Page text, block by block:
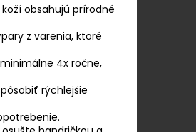
obsahujú prírodné
z varenia, ktoré
4x ročne,
rýchlejšie